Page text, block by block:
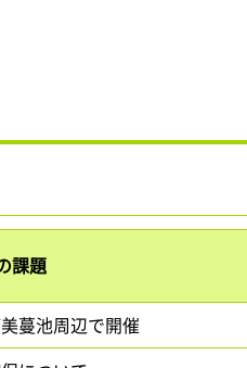
課題
蔓池周辺で開催